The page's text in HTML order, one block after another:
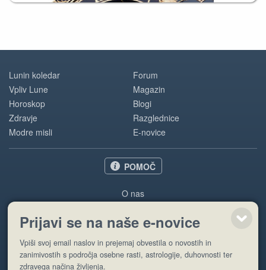
Lunin koledar
Vpliv Lune
Horoskop
Zdravje
Modre misli
Forum
Magazin
Blogi
Razglednice
E-novice
POMOČ
O nas
Pogoji uporabe
Pošlji stran
Prijavi se na naše e-novice
Vpiši svoj email naslov in prejemaj obvestila o novostih in
zanimivostih s področja osebne rasti, astrologije, duhovnosti ter
zdravega načina življenja.